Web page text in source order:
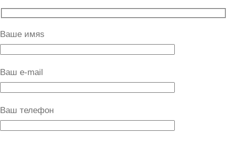
Ваше имяs
Ваш e-mail
Ваш телефон